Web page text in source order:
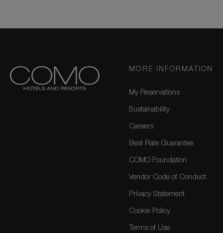
MORE INFORMATION
My Reservations
Sustainability
Careers
Best Rate Guarantee
COMO Foundation
Vendor Code of Conduct
Privacy Statement
Cookie Policy
Terms of Use